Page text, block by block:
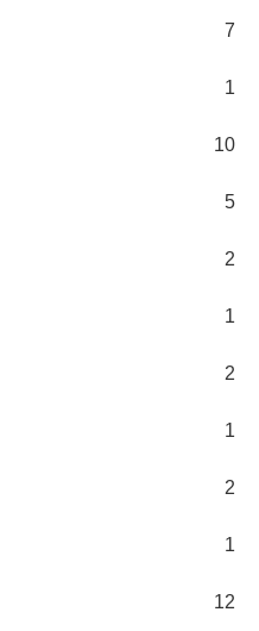
7
1
10
5
2
1
2
1
2
1
12